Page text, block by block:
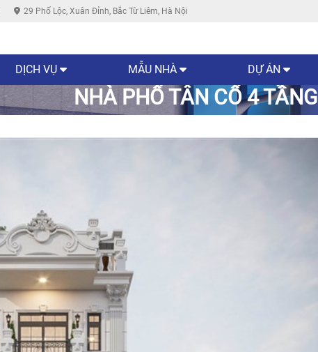
29 Phố Lộc, Xuân Đỉnh, Bắc Từ Liêm, Hà Nội
DỊCH VỤ MẪU NHÀ DỰ ÁN
NHÀ PHỐ TÂN CỔ 4 TẦNG